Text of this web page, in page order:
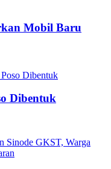
Mobil Baru
Dibentuk